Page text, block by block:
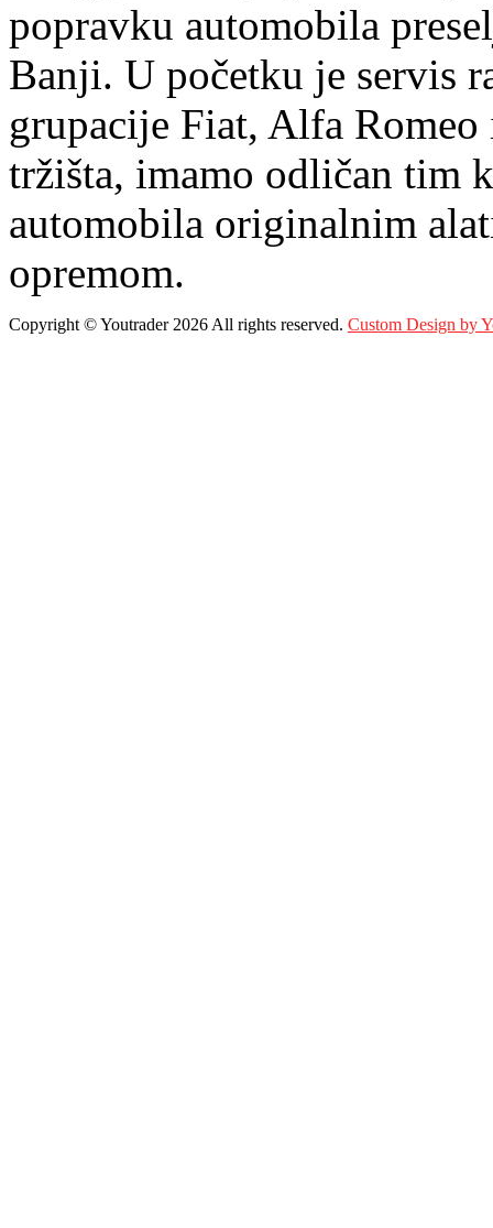
popravku automobila
Banji. U početku je servis
grupacije Fiat, Alfa
tržišta, imamo odličan tim
automobila originalnim
opremom.
Copyright ©Youtrader2026 All rights reserved. Custom Design by